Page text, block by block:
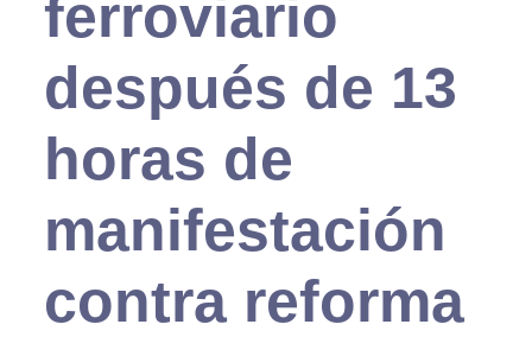
ferroviario
después de 13
horas de
manifestación
contra reforma